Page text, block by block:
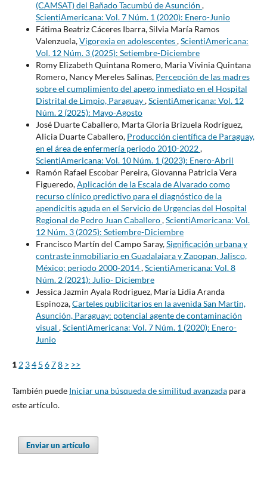
(CAMSAT) del Bañado Tacumbú de Asunción ,
ScientiAmericana: Vol. 7 Núm. 1 (2020): Enero-Junio
Fátima Beatriz Cáceres Ibarra, Silvia María Ramos
Valenzuela,Vigorexia en adolescentes,ScientiAmericana:
Vol. 12 Núm. 3 (2025): Setiembre-Diciembre
Romy Elizabeth Quintana Romero, Maria Vivinia Quintana
Romero, Nancy Mereles Salinas, Percepción de las madres
sobre el cumplimiento del apego inmediato en el Hospital
Distrital de Limpio, Paraguay,ScientiAmericana: Vol. 12
Núm. 2 (2025): Mayo-Agosto
José Duarte Caballero, Marta Gloria Brizuela Rodríguez,
Alicia Duarte Caballero, Producción científica de Paraguay,
en el área de enfermería periodo 2010-2022,
ScientiAmericana: Vol. 10 Núm. 1 (2023): Enero-Abril
Ramón Rafael Escobar Pereira, Giovanna Patricia Vera
Figueredo,Aplicación de la Escala de Alvarado como
recurso clínico predictivo para el diagnóstico de la
apendicitis aguda en el Servicio de Urgencias del Hospital
Regional de Pedro Juan Caballero,ScientiAmericana: Vol.
12 Núm. 3 (2025): Setiembre-Diciembre
Francisco Martín del Campo Saray,Significación urbana y
contraste inmobiliario en Guadalajara y Zapopan, Jalisco,
México; periodo 2000-2014,ScientiAmericana: Vol. 8
Núm. 2 (2021): Julio- Diciembre
Jessica Jazmin Ayala Rodriguez, María Lidia Aranda
Espinoza,Carteles publicitarios en la avenida San Martin,
Asunción, Paraguay: potencial agente de contaminación
visual ,ScientiAmericana: Vol. 7 Núm. 1 (2020): Enero-
Junio
1 2 34 5 678 > >>
También puede Iniciar una búsqueda de similitud avanzadapara
este artículo.
Enviar un artículo